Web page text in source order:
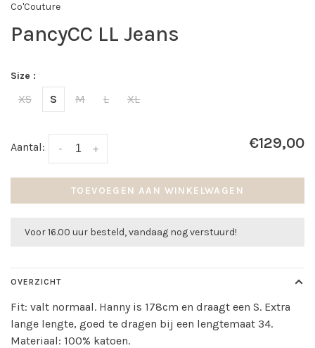
Co'Couture
PancyCC LL Jeans
Size :
XS S M L XL
Aantal: +
- €129,00
TOEVOEGEN AAN WINKELWAGEN
Voor 16.00 uur besteld, vandaag nog verstuurd!
OVERZICHT
Fit: valt normaal. Hanny is 178cm en draagt een S. Extra
lange lengte, goed te dragen bij een lengtemaat 34.
Materiaal: 100% katoen.